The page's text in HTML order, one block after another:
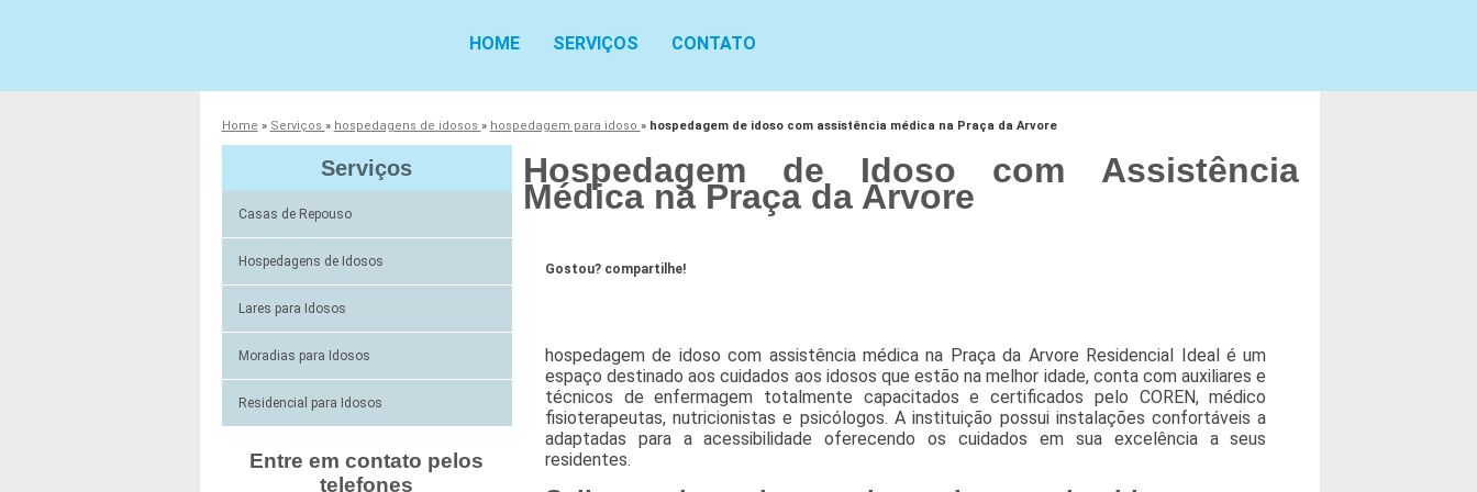
HOME SERVIÇOS CONTATO
Home » Serviços » hospedagens de idosos » hospedagem para idoso » hospedagem de idoso com assistência médica na Praça da Arvore
Serviços
Casas de Repouso
Hospedagens de Idosos
Lares para Idosos
Moradias para Idosos
Residencial para Idosos
Entre em contato pelos
telefones
Hospedagem de Idoso com Assistência
Médica na Praça da Arvore
Gostou? compartilhe!
hospedagem de idoso com assistência médica na Praça da Arvore Residencial Ideal é um
espaço destinado aos cuidados aos idosos que estão na melhor idade, conta com auxiliares e
técnicos de enfermagem totalmente capacitados e certificados pelo COREN, médico
fisioterapeutas, nutricionistas e psicólogos. A instituição possui instalações confortáveis a
adaptadas para a acessibilidade oferecendo os cuidados em sua excelência a seus
residentes.